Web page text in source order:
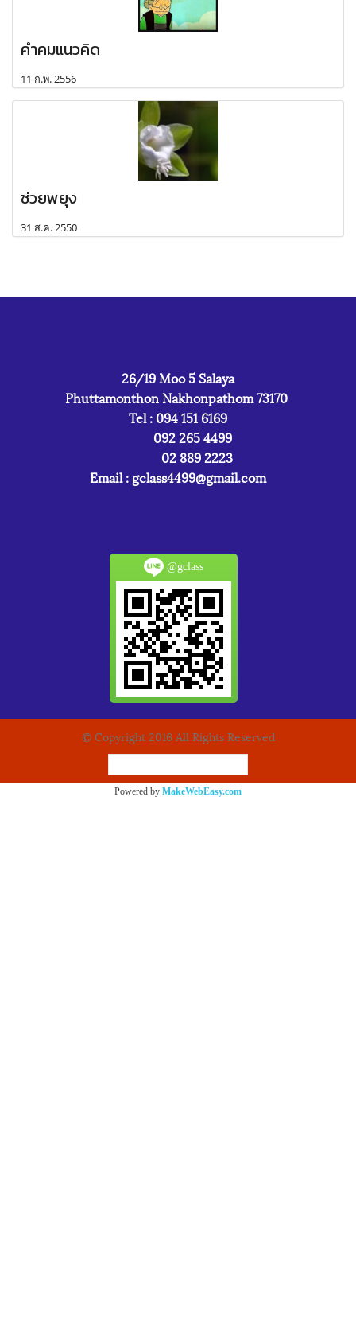
คำคมแนวคิด
11 ก.พ. 2556
ช่วยพยุง
31 ส.ค. 2550
26/19 Moo 5 Salaya
Phuttamonthon Nakhonpathom 73170
Tel : 094 151 6169
092 265 4499
02 889 2223
Email : gclass4499@gmail.com
@gclass
© Copyright 2016 All Rights Reserved
Powered by MakeWebEasy.com